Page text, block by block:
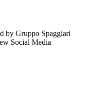
by Gruppo Spaggiari
Social Media